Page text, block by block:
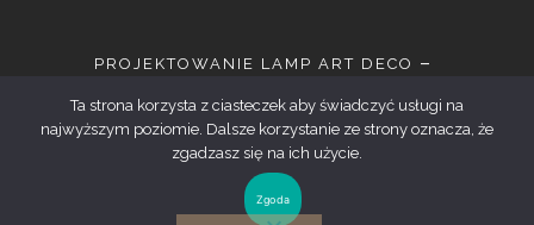
PROJEKTOWANIE LAMP ART DECO
WYPOSAŻENIE WNĘTRZ ART DECO
PROJEKTOWANIE I PRODUKCJA MEBLI I LAMP
Ta strona korzysta z ciasteczek aby świadczyć usługi na
najwyższym poziomie. Dalsze korzystanie ze strony oznacza, że
zgadzasz się na ich użycie.
Zgoda